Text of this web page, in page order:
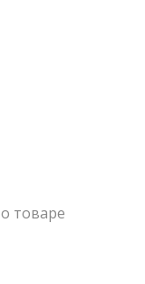
о товаре